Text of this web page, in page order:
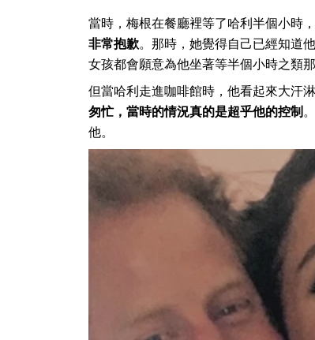
當時，梅根在餐廳裡等了哈利半個小時
非常抱歉。那時，她覺得自己已經知道
女孩都會願意為他坐著等半個小時之類
但當哈利走進咖啡館時，他看起來大汗
匆忙，當時的情況真的是超乎他的控制
他。